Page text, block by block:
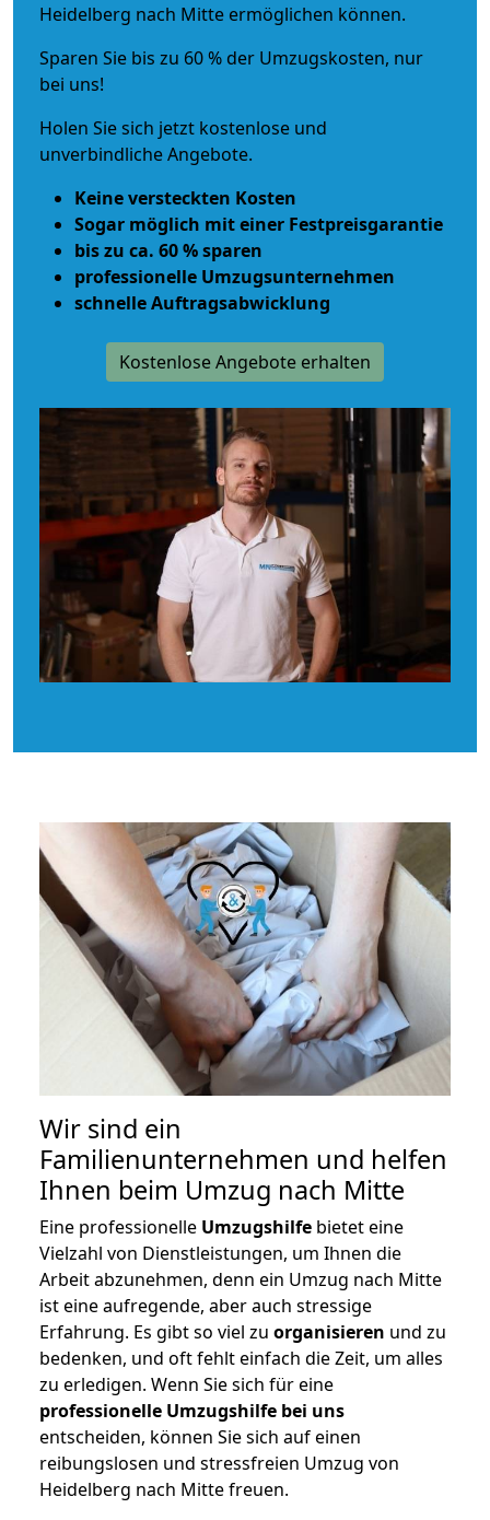
Heidelberg nach Mitte ermöglichen können.
Sparen Sie bis zu 60 % der Umzugskosten, nur
bei uns!
Holen Sie sich jetzt kostenlose und
unverbindliche Angebote.
Keine versteckten Kosten
Sogar möglich mit einer Festpreisgarantie
bis zu ca. 60 % sparen
professionelle Umzugsunternehmen
schnelle Auftragsabwicklung
Kostenlose Angebote erhalten
Wir sind ein
Familienunternehmen und helfen
Ihnen beim Umzug nach Mitte
Eine professionelle Umzugshilfe bietet eine
Vielzahl von Dienstleistungen, um Ihnen die
Arbeit abzunehmen, denn ein Umzug nach Mitte
ist eine aufregende, aber auch stressige
Erfahrung. Es gibt so viel zu organisieren und zu
bedenken, und oft fehlt einfach die Zeit, um alles
zu erledigen. Wenn Sie sich für eine
professionelle Umzugshilfe bei uns
entscheiden, können Sie sich auf einen
reibungslosen und stressfreien Umzug von
Heidelberg nach Mitte freuen.